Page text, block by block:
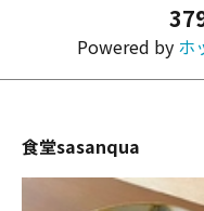
Powered by ホ
食堂sasanqua